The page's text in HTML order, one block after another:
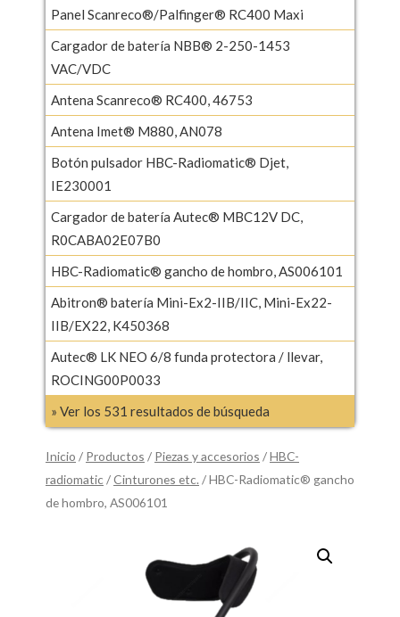
Panel Scanreco®/Palfinger® RC400 Maxi
Cargador de batería NBB® 2-250-1453
VAC/VDC
Antena Scanreco® RC400, 46753
Antena Imet® M880, AN078
Botón pulsador HBC-Radiomatic® Djet,
IE230001
Cargador de batería Autec® MBC12V DC,
R0CABA02E07B0
HBC-Radiomatic® gancho de hombro, AS006101
Abitron® batería Mini-Ex2-IIB/IIC, Mini-Ex22-
IIB/EX22, K450368
Autec® LK NEO 6/8 funda protectora / llevar,
ROCING00P0033
» Ver los 531 resultados de búsqueda
Inicio / Productos / Piezas y accesorios /HBC-
radiomatic /Cinturones etc. / HBC-Radiomatic® gancho
de hombro, AS006101